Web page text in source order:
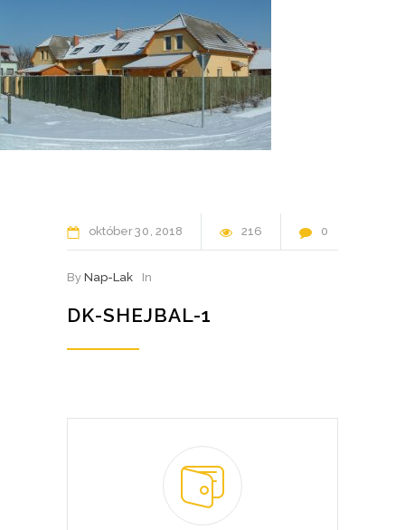
október30 2018 216 0
By Nap-Lak In
DK-SHEJBAL-1